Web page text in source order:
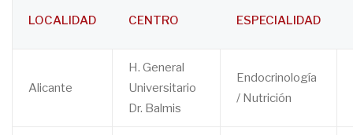
LOCALIDAD CENTRO ESPECIALIDAD
Alicante
H. General
Universitario
Dr. Balmis
Endocrinología
/ Nutrición